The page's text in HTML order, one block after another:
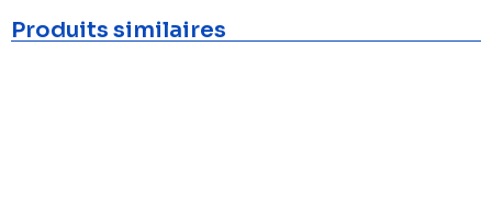
Produits similaires